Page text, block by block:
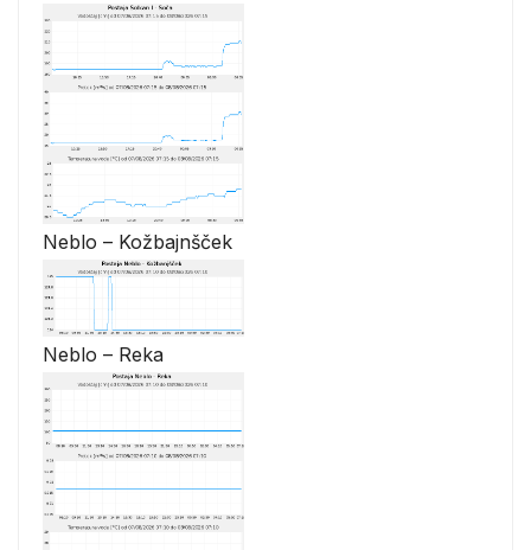
Neblo – Kožbajnšček
Neblo – Reka